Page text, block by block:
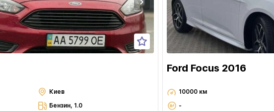
Киев
Бензин, 1.0
Ford Focus 2016
10000 км
-